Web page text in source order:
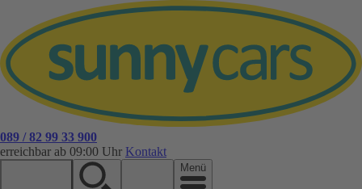
089 / 82 99 33 900
erreichbar ab 09:00 Uhr Kontakt
Menü